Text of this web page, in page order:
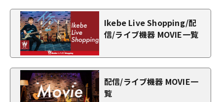
Ikebe Live Shopping/配
信/ライブ機器 MOVIE一覧
配信/ライブ機器 MOVIE一
覧